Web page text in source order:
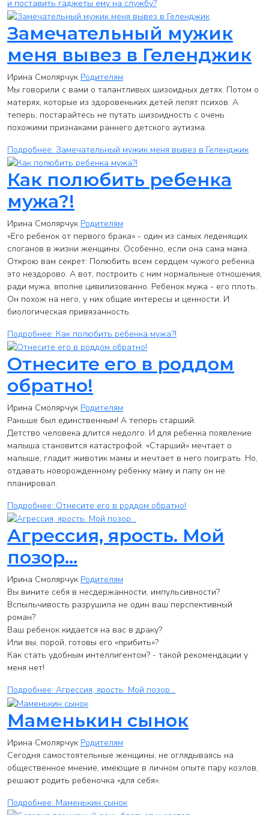
и поставить гаджеты ему на службу?
Замечательный мужик
меня вывез в Геленджик
Ирина Смолярчук Родителям
Мы говорили с вами о талантливых шизоидных детях. Потом о
матерях, которые из здоровеньких детей лепят психов. А
теперь, постарайтесь не путать шизоидность с очень
похожими признаками раннего детского аутизма.
Подробнее: Замечательный мужик меня вывез в Геленджик
Как полюбить ребенка
мужа?!
Ирина Смолярчук Родителям
«Его ребенок от первого брака» - один из самых леденящих
слоганов в жизни женщины. Особенно, если она сама мама.
Открою вам секрет: Полюбить всем сердцем чужого ребенка
это нездорово. А вот, построить с ним нормальные отношения,
ради мужа, вполне цивилизованно. Ребенок мужа - его плоть.
Он похож на него, у них общие интересы и ценности. И
биологическая привязанность.
Подробнее: Как полюбить ребенка мужа?!
Отнесите его в роддом
обратно!
Ирина Смолярчук Родителям
Раньше был единственным! А теперь старший.
Детство человека длится недолго. И для ребенка появление
малыша становится катастрофой. «Старший» мечтает о
малыше, гладит животик мамы и мечтает в него поиграть. Но,
отдавать новорожденному ребенку маму и папу он не
планировал.
Подробнее: Отнесите его в роддом обратно!
Агрессия, ярость. Мой
позор...
Ирина Смолярчук Родителям
Вы вините себя в несдержанности, импульсивности?
Вспыльчивость разрушила не один ваш перспективный
роман?
Ваш ребенок кидается на вас в драку?
Или вы, порой, готовы его «прибить»?
Как стать удобным интеллигентом? - такой рекомендации у
меня нет!
Подробнее: Агрессия, ярость. Мой позор...
Маменькин сынок
Ирина Смолярчук Родителям
Сегодня самостоятельные женщины, не оглядываясь на
общественное мнение, имеющие в личном опыте пару козлов,
решают родить ребеночка «для себя».
Подробнее: Маменькин сынок